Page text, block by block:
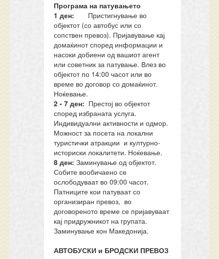
Програма на патувањето
1 ден:
Пристигнување во
објектот (со автобус или со
сопствен превоз). Пријавување кај
домаќинот според информации и
насоки добиени од вашиот агент
или советник за патување. Влез во
објектот по 14:00 часот или во
време во договор со домаќинот.
Ноќевање.
2 - 7 ден: Престој во објектот
според избраната услуга.
Индивидуални активности и одмор.
Можност за посета на локални
туристички атракции и културно-
историски локалитети. Ноќевање.
8 ден: Заминување од објектот.
Собите вообичаено се
ослободуваат во 09:00 часот.
Патниците кои патуваат со
организиран превоз, во
договореното време се пријавуваат
кај придружникот на групата.
Заминување кон Македонија.
АВТОБУСКИ и БРОДСКИ ПРЕВОЗ